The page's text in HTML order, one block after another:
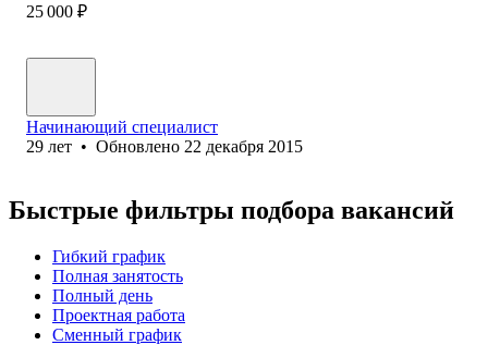
25 000 ₽
Начинающий специалист
29 лет • Обновлено 22 декабря 2015
Быстрые фильтры подбора вакансий
Гибкий график
Полная занятость
Полный день
Проектная работа
Сменный график